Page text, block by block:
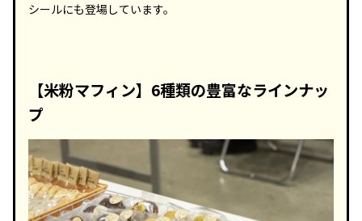
シールにも登場しています。
【米粉マフィン】6種類の豊富なラインナッ
プ